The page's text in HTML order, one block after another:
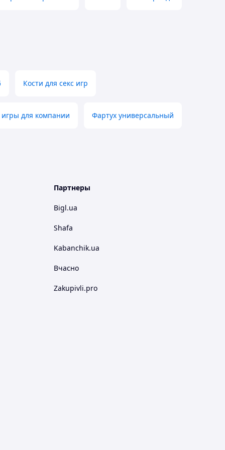
Кости для секс игр
для компании Фартух универсальный
Партнеры
Bigl.ua
Shafa
Kabanchik.ua
Вчасно
Zakupivli.pro